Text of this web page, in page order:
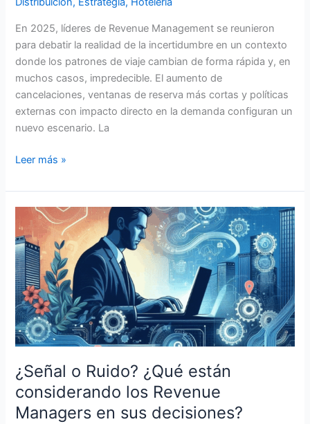
En 2025, líderes de Revenue Management se reunieron
para debatir la realidad de la incertidumbre en un contexto
donde los patrones de viaje cambian de forma rápida y, en
muchos casos, impredecible. El aumento de
cancelaciones, ventanas de reserva más cortas y políticas
externas con impacto directo en la demanda configuran un
nuevo escenario. La
Leer más »
¿Señal o Ruido? ¿Qué están
considerando los Revenue
Managers en sus decisiones?
¿Señal
o
Ruido?
¿Qué
están
considerando
los
Revenue
Managers
en
sus
decisiones?